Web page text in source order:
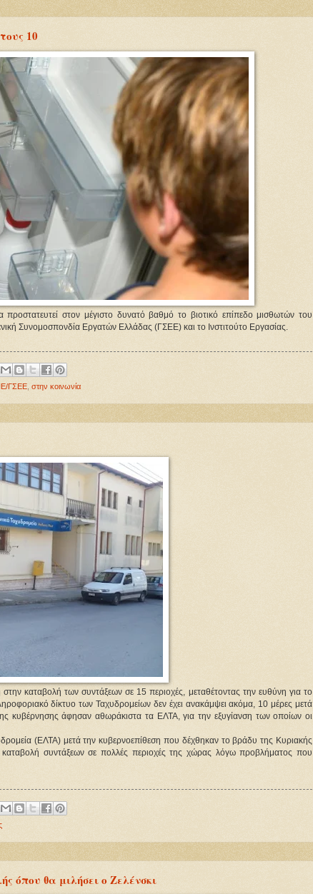
10
στον μέγιστο δυνατό βαθμό το βιοτικό επίπεδο μισθωτών του
Συνομοσπονδία Εργατών Ελλάδας (ΓΣΕΕ) και το Ινστιτούτο Εργασίας.
ΓΣΕΕ στην κοινωνία
καταβολή των συντάξεων σε 15 περιοχές, μεταθέτοντας την ευθύνη για το
δίκτυο των Ταχυδρομείων δεν έχει ανακάμψει ακόμα, 10 μέρες μετά
κυβέρνησης άφησαν αθωράκιστα τα ΕΛΤΑ, για την εξυγίανση των οποίων οι
(ΕΛΤΑ) μετά την κυβερνοεπίθεση που δέχθηκαν το βράδυ της Κυριακής
συντάξεων σε πολλές περιοχές της χώρας λόγω προβλήματος που
όπου θα μιλήσει ο Ζελένσκι